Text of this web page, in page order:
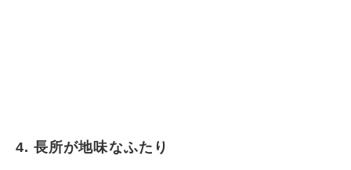
4. 長所が地味なふたり